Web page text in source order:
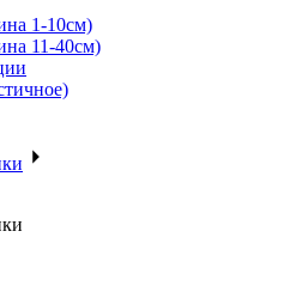
1-10см)
11-40см)